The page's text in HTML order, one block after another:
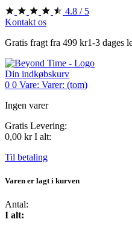
4.8 / 5
Kontakt os
Gratis fragt fra 499 kr1-3 dages
Din indkøbskurv
0 0 Vare: Varer: (tom)
Ingen varer
Gratis Levering:
0,00 kr I alt:
Til betaling
Varen er lagt i kurven
Antal:
I alt: